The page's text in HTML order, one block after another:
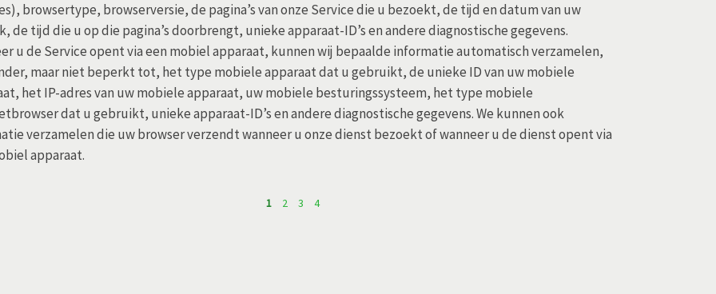
browsertype, browserversie, de pagina’s van onze Service die u bezoekt, de tijd en datum van uw
de tijd die u op die pagina’s doorbrengt, unieke apparaat-ID’s en andere diagnostische gegevens.
u de Service opent via een mobiel apparaat, kunnen wij bepaalde informatie automatisch verzamelen,
maar niet beperkt tot, het type mobiele apparaat dat u gebruikt, de unieke ID van uw mobiele
het IP-adres van uw mobiele apparaat, uw mobiele besturingssysteem, het type mobiele
dat u gebruikt, unieke apparaat-ID’s en andere diagnostische gegevens. We kunnen ook
verzamelen die uw browser verzendt wanneer u onze dienst bezoekt of wanneer u de dienst opent via
apparaat.
1 2 3 4